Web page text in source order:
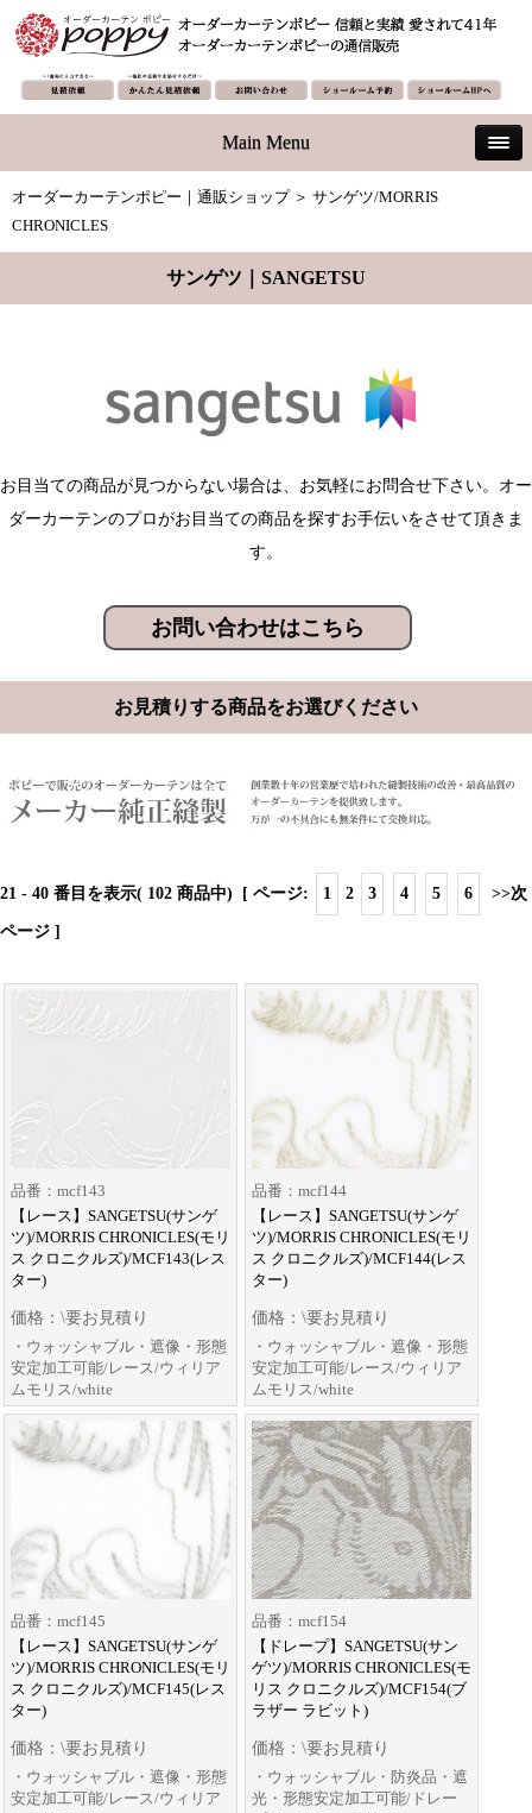
Main Menu
オーダーカーテンポピー｜通販ショップ＞ サンゲツ/MORRIS
CHRONICLES
サンゲツ｜SANGETSU
お目当ての商品が見つからない場合は、お気軽にお問合せ下さい。オー
ダーカーテンのプロがお目当ての商品を探すお手伝いをさせて頂きま
す。
お問い合わせはこちら
お見積りする商品をお選びください
21 - 40 番目を表示( 102 商品中) [ ページ: 1 2 3 4 5 6 >>次
ページ ]
品番：mcf143
【レース】SANGETSU(サンゲ
ツ)/MORRIS CHRONICLES(モリ
ス クロニクルズ)/MCF143(レス
ター)
価格：\要お見積り
・ウォッシャブル・遮像・形態
安定加工可能/レース/ウィリア
ムモリス/white
品番：mcf144
【レース】SANGETSU(サンゲ
ツ)/MORRIS CHRONICLES(モリ
ス クロニクルズ)/MCF144(レス
ター)
価格：\要お見積り
・ウォッシャブル・遮像・形態
安定加工可能/レース/ウィリア
ムモリス/white
品番：mcf145
【レース】SANGETSU(サンゲ
ツ)/MORRIS CHRONICLES(モリ
ス クロニクルズ)/MCF145(レス
ター)
価格：\要お見積り
・ウォッシャブル・遮像・形態
安定加工可能/レース/ウィリア
品番：mcf154
【ドレープ】SANGETSU(サン
ゲツ)/MORRIS CHRONICLES(モ
リス クロニクルズ)/MCF154(ブ
ラザー ラビット)
価格：\要お見積り
・ウォッシャブル・防炎品・遮
光・形態安定加工可能/ドレー